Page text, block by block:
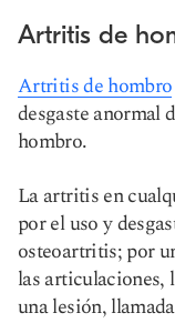
Artritis de
Artritis de hombro
desgaste anormal
hombro.
La artritis en
por el uso y
osteoartritis; por
las
una lesión,